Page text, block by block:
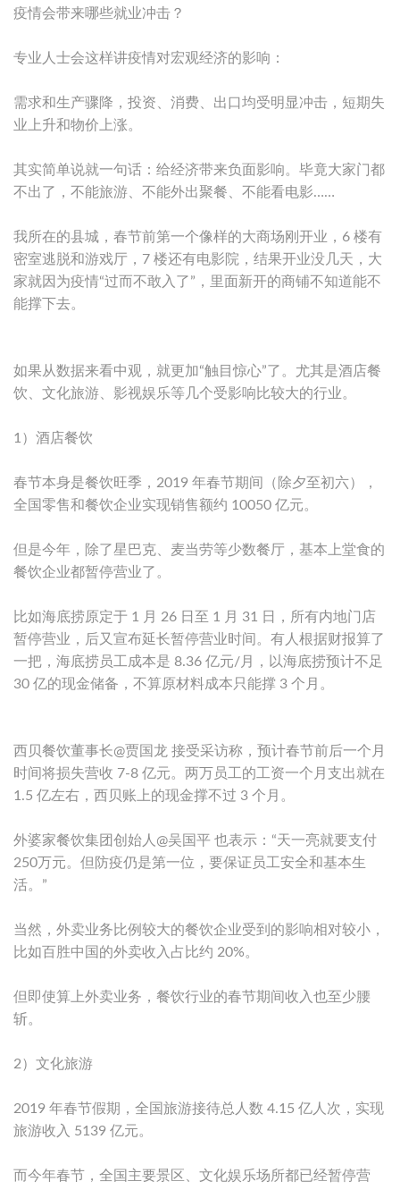
疫情会带来哪些就业冲击？
专业人士会这样讲疫情对宏观经济的影响：
需求和生产骤降，投资、消费、出口均受明显冲击，短期失
业上升和物价上涨。
其实简单说就一句话：给经济带来负面影响。毕竟大家门都
不出了，不能旅游、不能外出聚餐、不能看电影……
我所在的县城，春节前第一个像样的大商场刚开业，6 楼有
密室逃脱和游戏厅，7 楼还有电影院，结果开业没几天，大
家就因为疫情“过而不敢入了”，里面新开的商铺不知道能不
能撑下去。
如果从数据来看中观，就更加“触目惊心”了。尤其是酒店餐
饮、文化旅游、影视娱乐等几个受影响比较大的行业。
1）酒店餐饮
春节本身是餐饮旺季，2019 年春节期间（除夕至初六），
全国零售和餐饮企业实现销售额约 10050 亿元。
但是今年，除了星巴克、麦当劳等少数餐厅，基本上堂食的
餐饮企业都暂停营业了。
比如海底捞原定于 1 月 26 日至 1 月 31 日，所有内地门店
暂停营业，后又宣布延长暂停营业时间。有人根据财报算了
一把，海底捞员工成本是 8.36 亿元/月，以海底捞预计不足
30 亿的现金储备，不算原材料成本只能撑 3 个月。
西贝餐饮董事长@贾国龙 接受采访称，预计春节前后一个月
时间将损失营收 7-8 亿元。两万员工的工资一个月支出就在
1.5 亿左右，西贝账上的现金撑不过 3 个月。
外婆家餐饮集团创始人@吴国平 也表示：“天一亮就要支付
250万元。但防疫仍是第一位，要保证员工安全和基本生
活。”
当然，外卖业务比例较大的餐饮企业受到的影响相对较小，
比如百胜中国的外卖收入占比约 20%。
但即使算上外卖业务，餐饮行业的春节期间收入也至少腰
斩。
2）文化旅游
2019 年春节假期，全国旅游接待总人数 4.15 亿人次，实现
旅游收入 5139 亿元。
而今年春节，全国主要景区、文化娱乐场所都已经暂停营